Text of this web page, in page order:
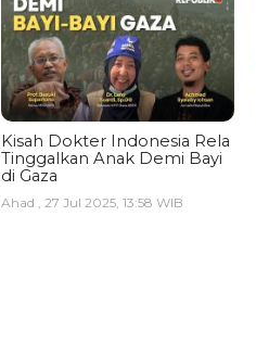
Kisah Dokter Indonesia Rela
Tinggalkan Anak Demi Bayi
di Gaza
Ahad , 27 Jul 2025, 13:58 WIB